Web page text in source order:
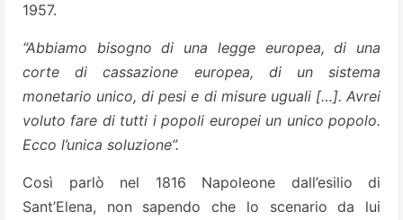
1957.
“Abbiamo bisogno di una legge europea, di una
corte di cassazione europea, di un sistema
monetario unico, di pesi e di misure uguali […]. Avrei
voluto fare di tutti i popoli europei un unico popolo.
Ecco l’unica soluzione”.
Così parlò nel 1816 Napoleone dall’esilio di
Sant’Elena, non sapendo che lo scenario da lui